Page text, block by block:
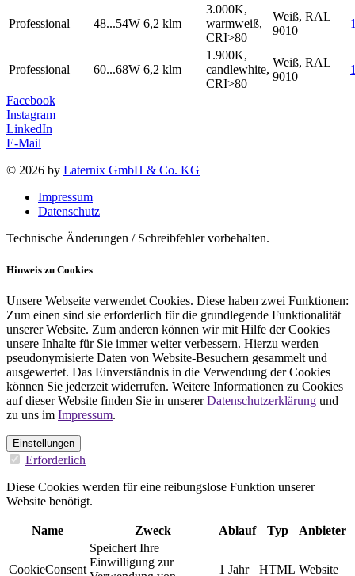
Professional 48...54W 6,2 klm
3.000K,
warmweiß,
CRI>80
Weiß, RAL
9010
Professional 60...68W 6,2 klm
1.900K,
candlewhite,
CRI>80
Weiß, RAL
9010
Facebook
Instagram
LinkedIn
E-Mail
© 2026 by Laternix GmbH & Co. KG
Impressum
Datenschutz
Technische Änderungen / Schreibfehler vorbehalten.
Hinweis zu Cookies
Unsere Webseite verwendet Cookies. Diese haben zwei Funktionen:
Zum einen sind sie erforderlich für die grundlegende Funktionalität
unserer Website. Zum anderen können wir mit Hilfe der Cookies
unsere Inhalte für Sie immer weiter verbessern. Hierzu werden
pseudonymisierte Daten von Website-Besuchern gesammelt und
ausgewertet. Das Einverständnis in die Verwendung der Cookies
können Sie jederzeit widerrufen. Weitere Informationen zu Cookies
auf dieser Website finden Sie in unsererDatenschutzerklärung und
zu uns im Impressum.
Einstellungen
Erforderlich
Diese Cookies werden für eine reibungslose Funktion unserer
Website benötigt.
Name Zweck Ablauf Typ Anbieter
CookieConsent
Speichert Ihre
Einwilligung zur
1 Jahr HTML Website